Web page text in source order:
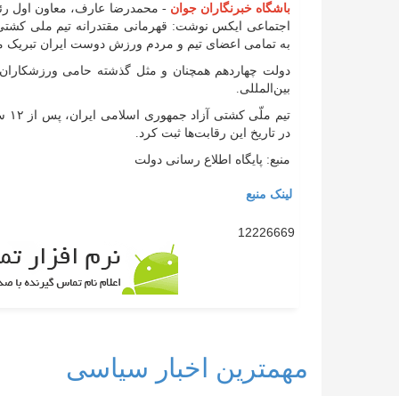
باشگاه خبرنگاران جوان - محمدرضا عارف، معاون اول
اجتماعی ایکس نوشت: قهرمانی مقتدرانه تیم ملی
به تمامی اعضای تیم و مردم ورزش دوست ایران تبریک
دولت چهاردهم همچنان و مثل گذشته حامی
بین‌المللی.
در تاریخ این رقابت‌ها ثبت کرد.
منبع: پایگاه اطلاع رسانی دولت
لینک منبع
12226669
مهمترین اخبار سیاسی